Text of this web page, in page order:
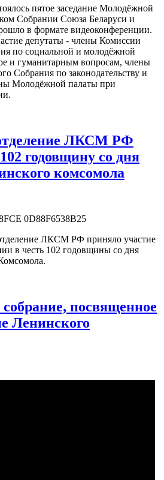
пятое заседание Молодёжной
Собрании Союза Беларуси и
в формате видеоконференции.
депутаты - члены Комиссии
по социальной и молодёжной
и гуманитарным вопросам, члены
Собрания по законодательству и
Молодёжной палаты при
ЛКСМ РФ
годовщину со дня
комсомола
ЛКСМ РФ приняло участие
в честь 102 годовщины со дня
посвященное
Ленинского